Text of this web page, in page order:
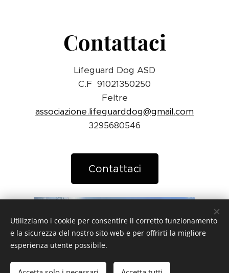
Contattaci
Lifeguard Dog ASD
C.F 91021350250
Feltre
associazione.lifeguarddog@gmail.com
3295680546
Contattaci
Utilizziamo i cookie per consentire il corretto funzionamento
e la sicurezza del nostro sito web e per offrirti la migliore
esperienza utente possibile.